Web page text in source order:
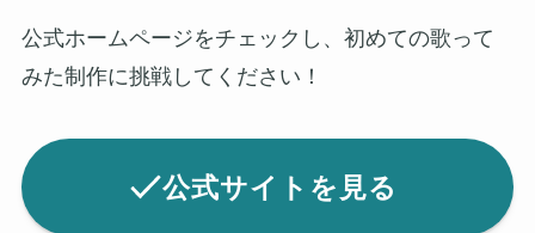
公式ホームページをチェックし、初めての歌って
みた制作に挑戦してください！
公式サイトを見る